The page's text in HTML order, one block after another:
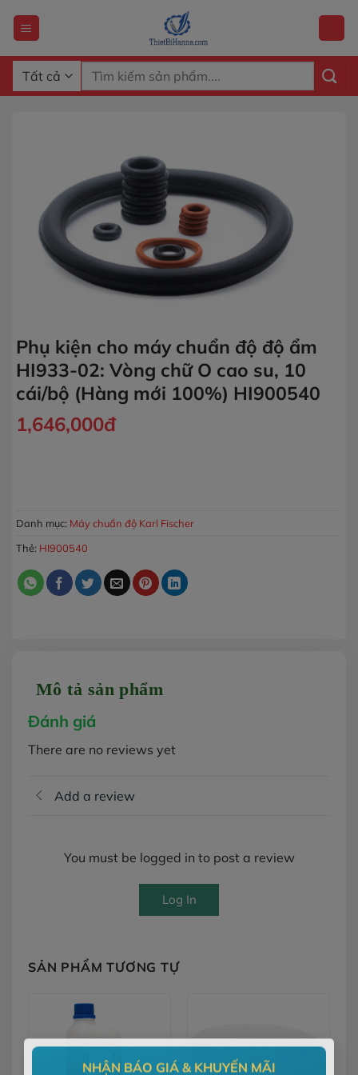
đến
dung
Tìm
kiếm:
Phụ kiện cho máy chuẩn độ độ ẩm
HI933-02: Vòng chữ O cao su, 10
cái/bộ (Hàng mới 100%) HI900540
1,646,000đ
Danh mục: Máy chuẩn độ Karl Fischer
Thẻ: HI900540
Mô tả sản phẩm
Đánh giá
There are no reviews yet
Add a review
You must be logged in to post a review
Log In
SẢN PHẨM TƯƠNG TỰ